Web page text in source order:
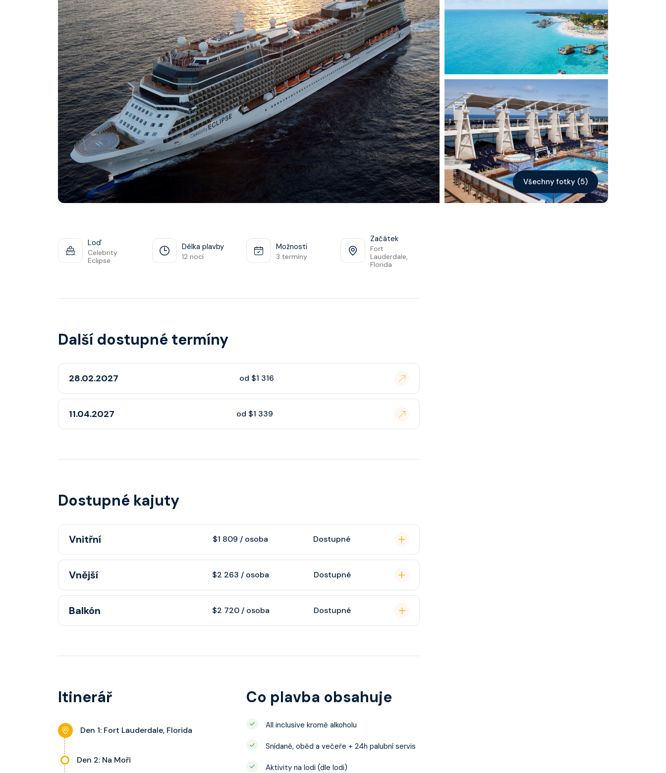
Kontakt
Vyhledat plavbu
Všechny fotky (5)
Loď
Celebrity
Eclipse
Délka plavby
12 nocí
Možnosti
3 termíny
Začátek
Fort
Lauderdale,
Florida
Další dostupné termíny
28.02.2027 od $1 316
11.04.2027 od $1 339
Dostupné kajuty
Vnitřní $1 809 / osoba Dostupné
Vnitřní kajuta poskytuje pohovku, fén, soukromou koupelnu se
sprchou, šatnu, nastavitelnou klimatizaci, interaktivní TV, rádio,
telefon, noční stolky, trezor.
Vnější $2 263 / osoba Dostupné
Vnější kajuta s oknem poskytuje pohovku, fén, soukromou
Balkón $2 720 / osoba Dostupné
se sprchou, šatnu, nastavitelnou klimatizaci, interaktivní TV,
Itinerář
Den 1: Fort Lauderdale, Florida
Den 2: Na Moři
Co plavba obsahuje
All inclusive kromě alkoholu
Snídaně, oběd a večeře + 24h palubní servis
Aktivity na lodi (dle lodi)